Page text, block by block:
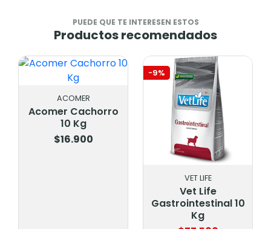
PUEDE QUE TE INTERESEN ESTOS
Productos recomendados
-9%
Gastrointestinal 10
-23%
Churu Pollo 4 U
14 Gr (56 Gr)